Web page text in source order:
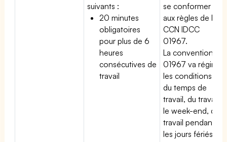
suivants :
20 minutes
obligatoires
pour plus de 6
heures
consécutives de
travail
se conformer
aux règles de la
CCN IDCC
01967.
La convention
01967 va régir
les conditions
du temps de
travail, du travail
le week-end, du
travail pendant
les jours fériés,